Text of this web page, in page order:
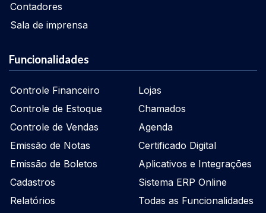
Contadores
Sala de imprensa
Funcionalidades
Controle Financeiro
Controle de Estoque
Controle de Vendas
Emissão de Notas
Emissão de Boletos
Cadastros
Relatórios
Lojas
Chamados
Agenda
Certificado Digital
Aplicativos e Integrações
Sistema ERP Online
Todas as Funcionalidades